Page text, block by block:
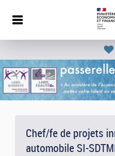
Chef/fe de projets
automobile SI-